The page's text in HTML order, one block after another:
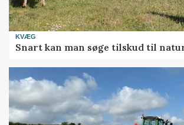
KVÆG
Snart kan man søge tilskud til